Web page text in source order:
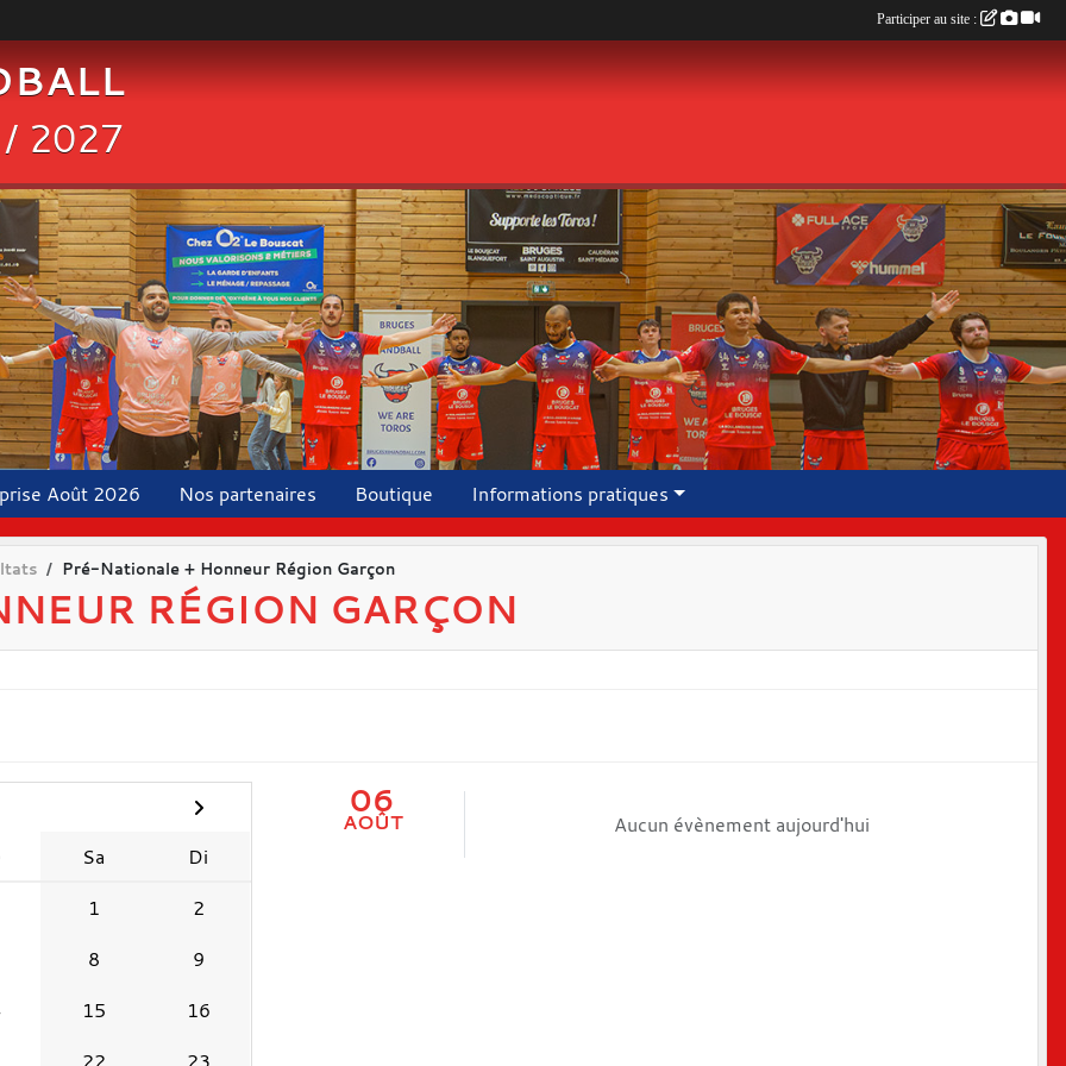
2027
Août 2026 Nos partenaires Boutique Informations pratiques
Pré-Nationale + Honneur Région Garçon
RÉGION GARÇON
Sa
Di
1
2
8
9
15
16
06
AOÛT Aucun évènement aujourd'hui
Participer au site :